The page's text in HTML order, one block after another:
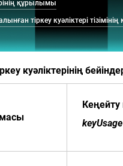
құрылымы
тіркеу куәліктері
куәліктерінің
Кеңейту
keyUsage